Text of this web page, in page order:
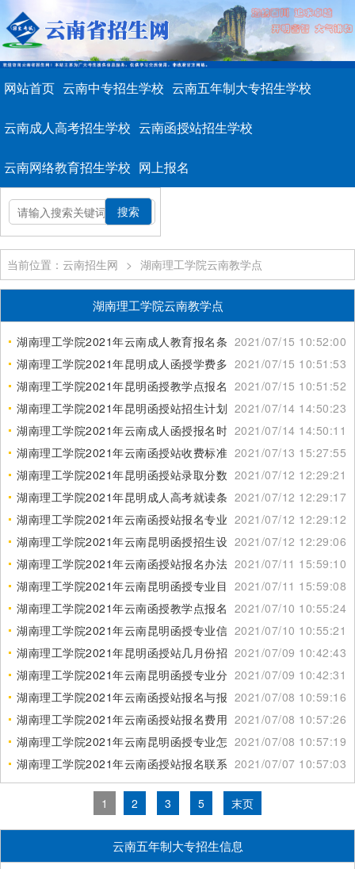
网站首页 云南中专招生学校 云南五年制大专招生学校
云南成人高考招生学校 云南函授站招生学校
云南网络教育招生学校 网上报名
当前位置：云南招生网 > 湖南理工学院云南教学点
湖南理工学院云南教学点
湖南理工学院2021年云南成人教育报名条件2021/07/15 10:52:00
湖南理工学院2021年昆明成人函授学费多少2021/07/15 10:51:53
湖南理工学院2021年昆明函授教学点报名咨询2021/07/15 10:51:52
湖南理工学院2021年昆明函授站招生计划 2021/07/14 14:50:23
湖南理工学院2021年云南成人函授报名时间2021/07/14 14:50:11
湖南理工学院2021年云南函授站收费标准 2021/07/13 15:27:55
湖南理工学院2021年昆明函授站录取分数线2021/07/12 12:29:21
湖南理工学院2021年昆明成人高考就读条件2021/07/12 12:29:17
湖南理工学院2021年云南函授站报名专业介绍2021/07/12 12:29:12
湖南理工学院2021年云南昆明函授招生设置2021/07/12 12:29:06
湖南理工学院2021年云南函授站报名办法 2021/07/11 15:59:10
湖南理工学院2021年云南昆明函授专业目录2021/07/11 15:59:08
湖南理工学院2021年云南函授教学点报名对象2021/07/10 10:55:24
湖南理工学院2021年云南昆明函授专业信息2021/07/10 10:55:21
湖南理工学院2021年昆明函授站几月份招生报名2021/07/09 10:42:43
湖南理工学院2021年云南昆明函授专业分数线2021/07/09 10:42:31
湖南理工学院2021年云南函授站报名与报读须知2021/07/08 10:59:16
湖南理工学院2021年云南函授站报名费用是多少2021/07/08 10:57:26
湖南理工学院2021年云南昆明函授专业怎么样2021/07/08 10:57:19
湖南理工学院2021年云南函授站报名联系电话2021/07/07 10:57:03
1 2 3 5 末页
云南五年制大专招生信息